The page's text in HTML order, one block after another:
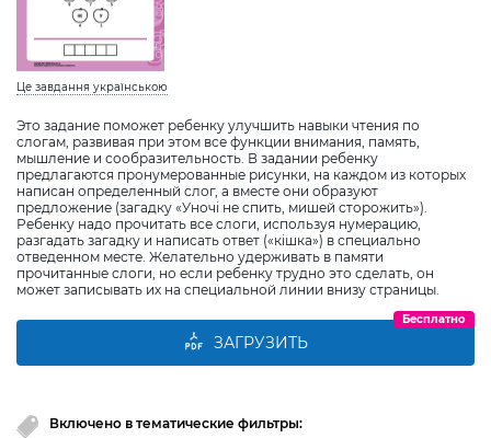
Це завдання українською
Это задание поможет ребенку улучшить навыки чтения по
слогам, развивая при этом все функции внимания, память,
мышление и сообразительность. В задании ребенку
предлагаются пронумерованные рисунки, на каждом из которых
написан определенный слог, а вместе они образуют
предложение (загадку «Уночі не спить, мишей сторожить»).
Ребенку надо прочитать все слоги, используя нумерацию,
разгадать загадку и написать ответ («кішка») в специально
отведенном месте. Желательно удерживать в памяти
прочитанные слоги, но если ребенку трудно это сделать, он
может записывать их на специальной линии внизу страницы.
ЗАГРУЗИТЬ
Бесплатно
Включено в тематические фильтры: